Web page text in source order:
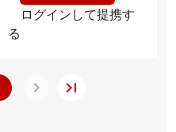
ログインして提携す
る